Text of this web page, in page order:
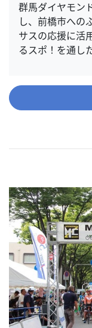
群馬ダイヤモン
し、前橋市への
サスの応援に活
るスポ！を通し